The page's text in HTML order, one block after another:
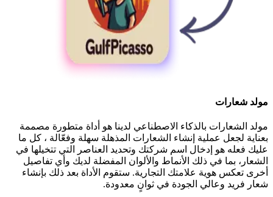
مولد شعارات
مولد الشعارات بالذكاء الاصطناعي لدينا هو أداة متطورة مصممة
بعناية لجعل عملية إنشاء الشعارات المذهلة سهلة وفعّالة ، كل ما
عليك فعله هو إدخال اسم شركتك وتحديد العناصر التي تتخيلها في
الشعار، بما في ذلك الأنماط والألوان المفضلة لديك وأي تفاصيل
أخرى تعكس هوية علامتك التجارية. ستقوم الأداة بعد ذلك بإنشاء
شعار فريد وعالي الجودة في ثوانٍ معدودة.